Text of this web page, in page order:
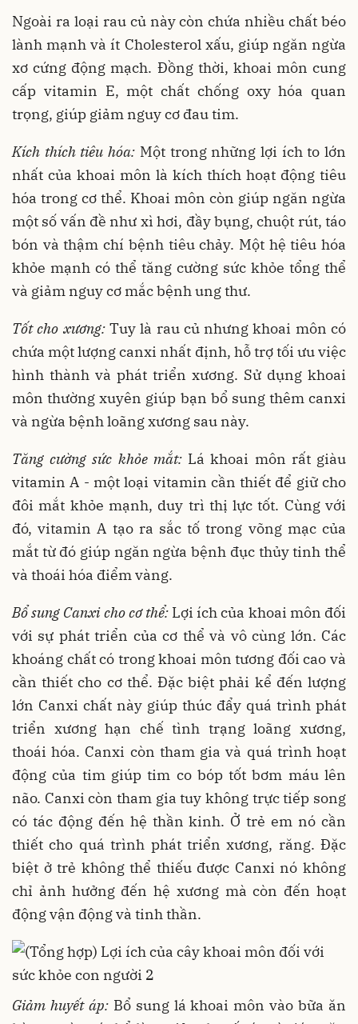
Ngoài ra loại rau củ này còn chứa nhiều chất béo
lành mạnh và ít Cholesterol xấu, giúp ngăn ngừa
xơ cứng động mạch. Đồng thời, khoai môn cung
cấp vitamin E, một chất chống oxy hóa quan
trọng, giúp giảm nguy cơ đau tim.
Kích thích tiêu hóa: Một trong những lợi ích to lớn
nhất của khoai môn là kích thích hoạt động tiêu
hóa trong cơ thể. Khoai môn còn giúp ngăn ngừa
một số vấn đề như xì hơi, đầy bụng, chuột rút, táo
bón và thậm chí bệnh tiêu chảy. Một hệ tiêu hóa
khỏe mạnh có thể tăng cường sức khỏe tổng thể
và giảm nguy cơ mắc bệnh ung thư.
Tốt cho xương:Tuy là rau củ nhưng khoai môn có
chứa một lượng canxi nhất định, hỗ trợ tối ưu việc
hình thành và phát triển xương. Sử dụng khoai
môn thường xuyên giúp bạn bổ sung thêm canxi
và ngừa bệnh loãng xương sau này.
Tăng cường sức khỏe mắt: Lá khoai môn rất giàu
vitamin A - một loại vitamin cần thiết để giữ cho
đôi mắt khỏe mạnh, duy trì thị lực tốt. Cùng với
đó, vitamin A tạo ra sắc tố trong võng mạc của
mắt từ đó giúp ngăn ngừa bệnh đục thủy tinh thể
và thoái hóa điểm vàng.
Bổ sung Canxi cho cơ thể: Lợi ích của khoai môn đối
với sự phát triển của cơ thể và vô cùng lớn. Các
khoáng chất có trong khoai môn tương đối cao và
cần thiết cho cơ thể. Đặc biệt phải kể đến lượng
lớn Canxi chất này giúp thúc đẩy quá trình phát
triển xương hạn chế tình trạng loãng xương,
thoái hóa. Canxi còn tham gia và quá trình hoạt
động của tim giúp tim co bóp tốt bơm máu lên
não. Canxi còn tham gia tuy không trực tiếp song
có tác động đến hệ thần kinh. Ở trẻ em nó cần
thiết cho quá trình phát triển xương, răng. Đặc
biệt ở trẻ không thể thiếu được Canxi nó không
chỉ ảnh hưởng đến hệ xương mà còn đến hoạt
động vận động và tinh thần.
Giảm huyết áp:Bổ sung lá khoai môn vào bữa ăn